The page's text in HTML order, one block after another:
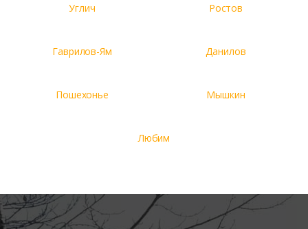
Углич Ростов
Гаврилов-Ям Данилов
Пошехонье Мышкин
Любим